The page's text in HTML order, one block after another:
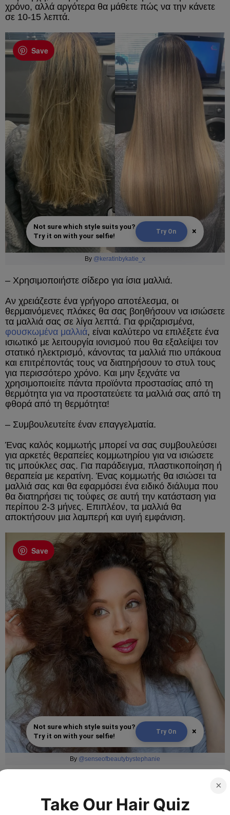
χρόνο, αλλά αργότερα θα μάθετε πώς να την κάνετε
σε 10-15 λεπτά.
Save
Not sure which style suits you?
Try it on with your selfie!
Try On ×
By @keratinbykatie_x
– Χρησιμοποιήστε σίδερο για ίσια μαλλιά.
Αν χρειάζεστε ένα γρήγορο αποτέλεσμα, οι
θερμαινόμενες πλάκες θα σας βοηθήσουν να ισιώσετε
τα μαλλιά σας σε λίγα λεπτά. Για φριζαρισμένα,
φουσκωμένα μαλλιά, είναι καλύτερο να επιλέξετε ένα
ισιωτικό με λειτουργία ιονισμού που θα εξαλείψει τον
στατικό ηλεκτρισμό, κάνοντας τα μαλλιά πιο υπάκουα
και επιτρέποντάς τους να διατηρήσουν το στυλ τους
για περισσότερο χρόνο. Και μην ξεχνάτε να
χρησιμοποιείτε πάντα προϊόντα προστασίας από τη
θερμότητα για να προστατεύετε τα μαλλιά σας από τη
φθορά από τη θερμότητα!
– Συμβουλευτείτε έναν επαγγελματία.
Ένας καλός κομμωτής μπορεί να σας συμβουλεύσει
για αρκετές θεραπείες κομμωτηρίου για να ισιώσετε
τις μπούκλες σας. Για παράδειγμα, πλαστικοποίηση ή
θεραπεία με κερατίνη. Ένας κομμωτής θα ισιώσει τα
μαλλιά σας και θα εφαρμόσει ένα ειδικό διάλυμα που
θα διατηρήσει τις τούφες σε αυτή την κατάσταση για
περίπου 2-3 ​​μήνες. Επιπλέον, τα μαλλιά θα
αποκτήσουν μια λαμπερή και υγιή εμφάνιση.
Save
Not sure which style suits you?
Try it on with your selfie!
Try On ×
By @senseofbeautybystephanie
×
Take Our Hair Quiz